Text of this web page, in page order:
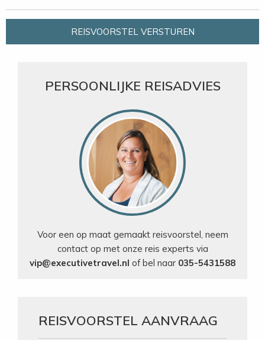
REISVOORSTEL VERSTUREN
PERSOONLIJKE REISADVIES
Voor een op maat gemaakt reisvoorstel, neem
contact op met onze reis experts via
vip@executivetravel.nl of bel naar 035-5431588
REISVOORSTEL AANVRAAG